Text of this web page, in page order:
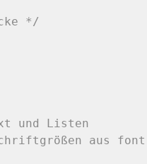
*/
und Listen
aus